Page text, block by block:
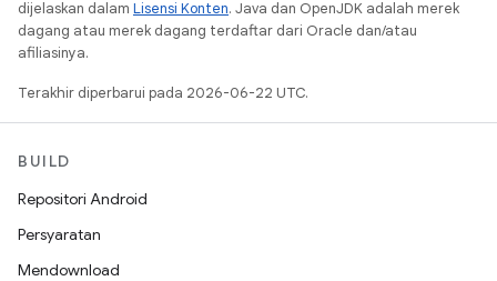
dijelaskan dalam Lisensi Konten. Java dan OpenJDK adalah merek
dagang atau merek dagang terdaftar dari Oracle dan/atau
afiliasinya.
Terakhir diperbarui pada 2026-06-22 UTC.
BUILD
Repositori Android
Persyaratan
Mendownload